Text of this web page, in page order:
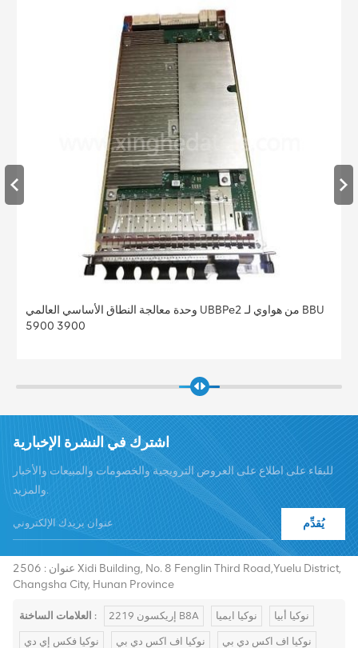
وحدة معالجة النطاق الأساسي العالمي UBBPe4 من هواوي لـ BBU
5900 3900
اشترك في النشرة الإخبارية
للبقاء على اطلاع على العروض الترويجية والخصومات والمبيعات والأخبار
والمزيد.
يُقدِّم
+8619376997331
عنوان : 2506 Xidi Building, No. 8 Fenglin Third Road,Yuelu District,
Changsha City, Hunan Province
العلامات الساخنة : إريكسون 2219 B8A نوكيا ايميا نوكيا أبيا
نوكيا فكس إي دي نوكيا اف اكس دي بي نوكيا اف اكس دي بي